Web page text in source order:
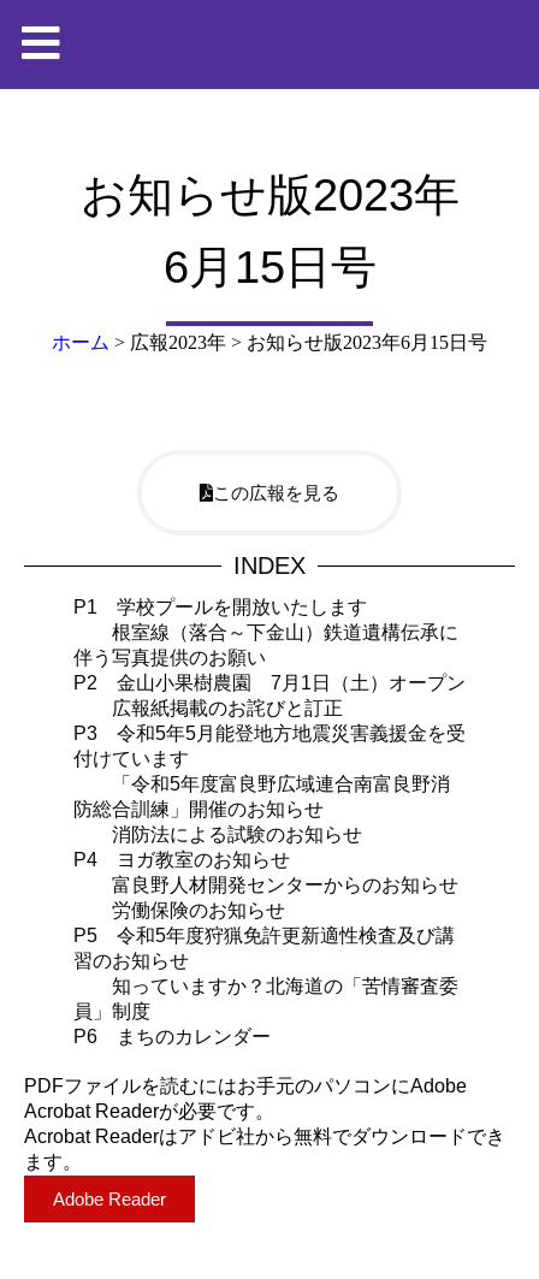
お知らせ版2023年
6月15日号
ホーム > 広報2023年 > お知らせ版2023年6月15日号
この広報を見る
INDEX
P1 学校プールを開放いたします
根室線（落合～下金山）鉄道遺構伝承に
伴う写真提供のお願い
P2 金山小果樹農園 7月1日（土）オープン
広報紙掲載のお詫びと訂正
P3 令和5年5月能登地方地震災害義援金を受
付けています
「令和5年度富良野広域連合南富良野消
防総合訓練」開催のお知らせ
消防法による試験のお知らせ
P4 ヨガ教室のお知らせ
富良野人材開発センターからのお知らせ
労働保険のお知らせ
P5 令和5年度狩猟免許更新適性検査及び講
習のお知らせ
知っていますか？北海道の「苦情審査委
員」制度
P6 まちのカレンダー
PDFファイルを読むにはお手元のパソコンにAdobe
Acrobat Readerが必要です。
Acrobat Readerはアドビ社から無料でダウンロードでき
ます。
Adobe Reader